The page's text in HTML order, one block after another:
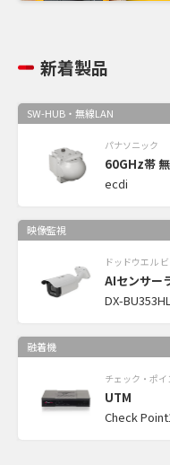
新着製品
SW-HUB・無線LAN
パナソニック
60GHz帯
ecdi
映像監視
ドッドウエル
AIセンサー
DX-
融着機
チェック・ポイ
UTM
Check